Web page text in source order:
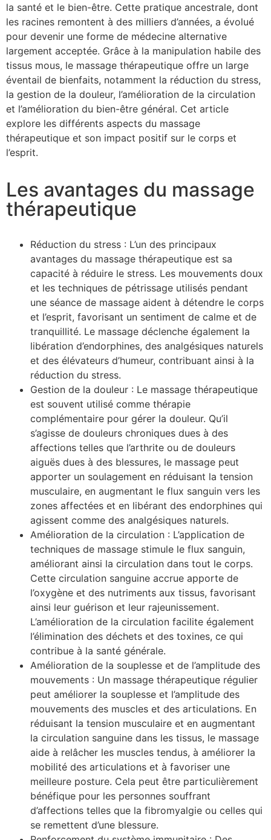
la santé et le bien-être. Cette pratique ancestrale, dont
les racines remontent à des milliers d’années, a évolué
pour devenir une forme de médecine alternative
largement acceptée. Grâce à la manipulation habile des
tissus mous, le massage thérapeutique offre un large
éventail de bienfaits, notamment la réduction du stress,
la gestion de la douleur, l’amélioration de la circulation
et l’amélioration du bien-être général. Cet article
explore les différents aspects du massage
thérapeutique et son impact positif sur le corps et
l’esprit.
Les avantages du massage
thérapeutique
Réduction du stress : L’un des principaux
avantages du massage thérapeutique est sa
capacité à réduire le stress. Les mouvements doux
et les techniques de pétrissage utilisés pendant
une séance de massage aident à détendre le corps
et l’esprit, favorisant un sentiment de calme et de
tranquillité. Le massage déclenche également la
libération d’endorphines, des analgésiques naturels
et des élévateurs d’humeur, contribuant ainsi à la
réduction du stress.
Gestion de la douleur : Le massage thérapeutique
est souvent utilisé comme thérapie
complémentaire pour gérer la douleur. Qu’il
s’agisse de douleurs chroniques dues à des
affections telles que l’arthrite ou de douleurs
aiguës dues à des blessures, le massage peut
apporter un soulagement en réduisant la tension
musculaire, en augmentant le flux sanguin vers les
zones affectées et en libérant des endorphines qui
agissent comme des analgésiques naturels.
Amélioration de la circulation : L’application de
techniques de massage stimule le flux sanguin,
améliorant ainsi la circulation dans tout le corps.
Cette circulation sanguine accrue apporte de
l’oxygène et des nutriments aux tissus, favorisant
ainsi leur guérison et leur rajeunissement.
L’amélioration de la circulation facilite également
l’élimination des déchets et des toxines, ce qui
contribue à la santé générale.
Amélioration de la souplesse et de l’amplitude des
mouvements : Un massage thérapeutique régulier
peut améliorer la souplesse et l’amplitude des
mouvements des muscles et des articulations. En
réduisant la tension musculaire et en augmentant
la circulation sanguine dans les tissus, le massage
aide à relâcher les muscles tendus, à améliorer la
mobilité des articulations et à favoriser une
meilleure posture. Cela peut être particulièrement
bénéfique pour les personnes souffrant
d’affections telles que la fibromyalgie ou celles qui
se remettent d’une blessure.